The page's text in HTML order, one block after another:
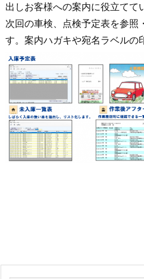
出しお客様への案内に役立てて
次回の車検、点検予定表を参照
す。案内ハガキや宛名ラベルの